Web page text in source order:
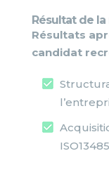
Résultat de
Résultats
candidat